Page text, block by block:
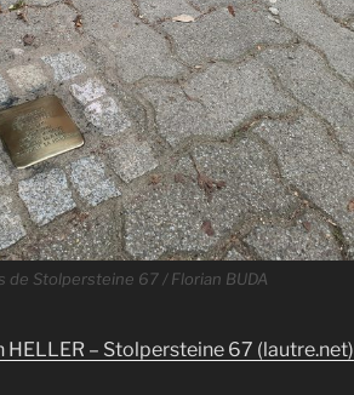
de Stolpersteine 67 / Florian BUDA
HELLER – Stolpersteine 67 (lautre.net)